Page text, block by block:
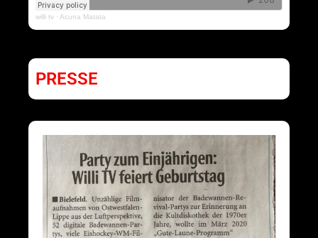
willi tv · Acuna Matata
PRESSE